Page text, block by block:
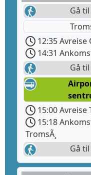
Gå
12:35
14:31
Gå
15:00 Avreise
15:18
TromsÃ¸
Gå